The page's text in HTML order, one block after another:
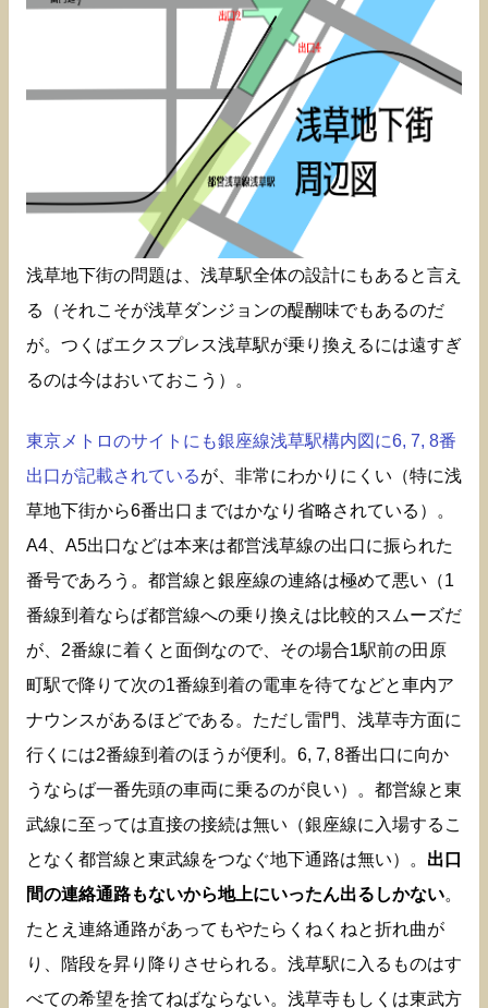
浅草地下街の問題は、浅草駅全体の設計にもあると言え
る（それこそが浅草ダンジョンの醍醐味でもあるのだ
が。つくばエクスプレス浅草駅が乗り換えるには遠すぎ
るのは今はおいておこう）。
東京メトロのサイトにも銀座線浅草駅構内図に6, 7, 8番
出口が記載されているが、非常にわかりにくい（特に浅
草地下街から6番出口まではかなり省略されている）。
A4、A5出口などは本来は都営浅草線の出口に振られた
番号であろう。都営線と銀座線の連絡は極めて悪い（1
番線到着ならば都営線への乗り換えは比較的スムーズだ
が、2番線に着くと面倒なので、その場合1駅前の田原
町駅で降りて次の1番線到着の電車を待てなどと車内ア
ナウンスがあるほどである。ただし雷門、浅草寺方面に
行くには2番線到着のほうが便利。6, 7, 8番出口に向か
うならば一番先頭の車両に乗るのが良い）。都営線と東
武線に至っては直接の接続は無い（銀座線に入場するこ
となく都営線と東武線をつなぐ地下通路は無い）。 出口
間の連絡通路もないから地上にいったん出るしかない。
たとえ連絡通路があってもやたらくねくねと折れ曲が
り、階段を昇り降りさせられる。浅草駅に入るものはす
べての希望を捨てねばならない。浅草寺もしくは東武方